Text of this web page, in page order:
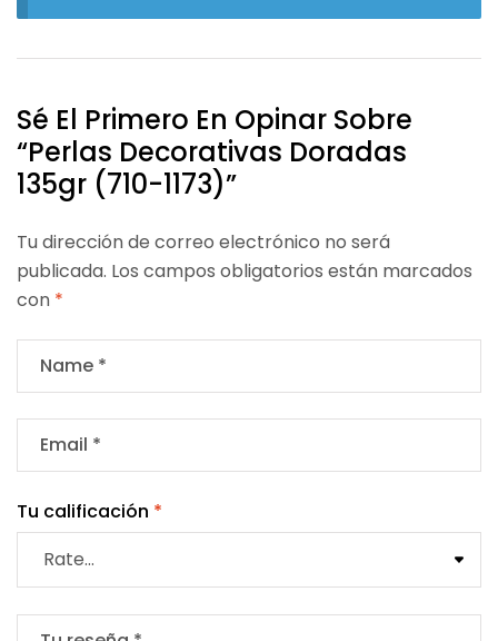
Sé El Primero En Opinar Sobre
“Perlas Decorativas Doradas
135gr (710-1173)”
Tu dirección de correo electrónico no será
publicada. Los campos obligatorios están marcados
con *
Tu calificación *